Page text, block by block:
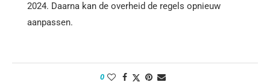
2024. Daarna kan de overheid de regels opnieuw
aanpassen.
0